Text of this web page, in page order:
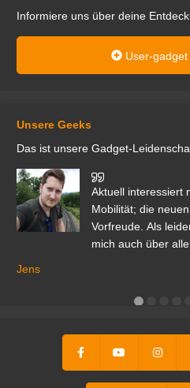
Informiere uns über deine
User-gadget
Unsere Geeks
Das ist unsere Gadget-
Aktuell interessiert
Mobilität; die
Vorfreude. Als
mich auch über
Jens